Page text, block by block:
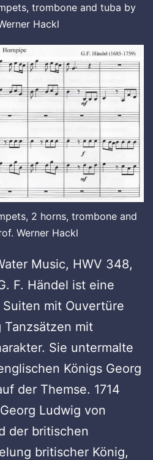
trombone and tuba by
Hackl
2 horns, trombone and
Werner Hackl
Music, HWV 348,
F. Händel ist eine
mit Ouvertüre
mit
Sie untermalte
Königs Georg
der Themse. 1714
Ludwig von
der britischen
britischer König,